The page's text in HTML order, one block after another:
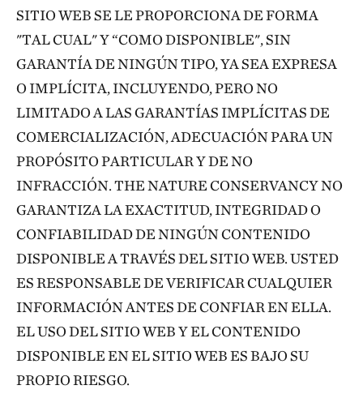
SITIO WEB SE LE PROPORCIONA DE FORMA
"TAL CUAL" Y “COMO DISPONIBLE", SIN
GARANTÍA DE NINGÚN TIPO, YA SEA EXPRESA
O IMPLÍCITA, INCLUYENDO, PERO NO
LIMITADO A LAS GARANTÍAS IMPLÍCITAS DE
COMERCIALIZACIÓN, ADECUACIÓN PARA UN
PROPÓSITO PARTICULAR Y DE NO
INFRACCIÓN. THE NATURE CONSERVANCY NO
GARANTIZA LA EXACTITUD, INTEGRIDAD O
CONFIABILIDAD DE NINGÚN CONTENIDO
DISPONIBLE A TRAVÉS DEL SITIO WEB. USTED
ES RESPONSABLE DE VERIFICAR CUALQUIER
INFORMACIÓN ANTES DE CONFIAR EN ELLA.
EL USO DEL SITIO WEB Y EL CONTENIDO
DISPONIBLE EN EL SITIO WEB ES BAJO SU
PROPIO RIESGO.